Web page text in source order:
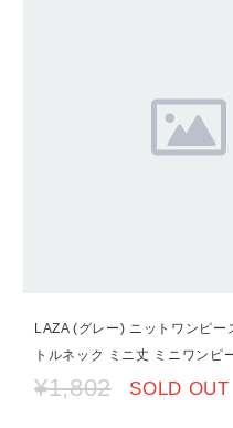
LAZA (グレー) ニットワンピ
トルネック ミニ丈 ミニワンピ
¥1,802 SOLD OUT